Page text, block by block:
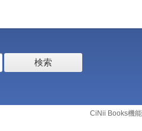
検索
CiNii Books機